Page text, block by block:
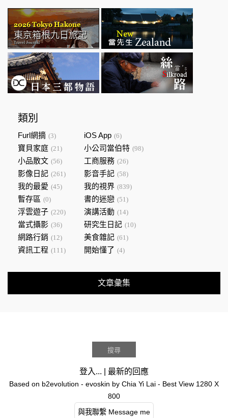
類別
Furl網摘 (3) iOS App (6)
寶貝家庭 (21) 小公司當伯特 (98)
小品散文 (56) 工商服務 (26)
影像日記 (261) 影音手記 (58)
我的最愛 (45) 我的視界 (839)
暫存區 (0) 書的迷戀 (51)
浮雲遊子 (220) 演講活動 (14)
當式攝影 (36) 研究生日記 (10)
網路行銷 (12) 美食雜記 (61)
資訊工程 (111) 開始懂了 (4)
文章彙集
登入... 最新的回應
Based on b2evolution - evoskin by Chia Yi Lai - Best View 1280 X
800
與我聯繫 Message me